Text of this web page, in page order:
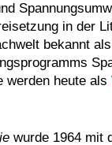
in der
bekannt
werden heute als
wurde 1964 mit